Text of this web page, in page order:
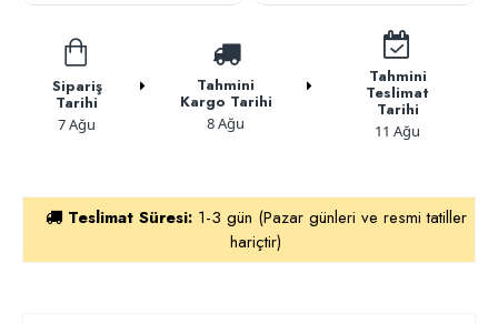
Sipariş
Tarihi
7 Ağu
Tahmini
Kargo Tarihi
8 Ağu
Tahmini
Teslimat
Tarihi
11 Ağu
Teslimat Süresi: 1-3 gün (Pazar günleri ve resmi tatiller
hariçtir)